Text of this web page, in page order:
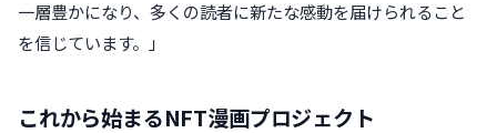
一層豊かになり、多くの読者に新たな感動を届けられること
を信じています。」
これから始まるNFT漫画プロジェクト